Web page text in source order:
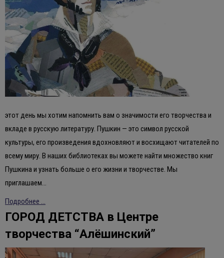
этот день мы хотим напомнить вам о значимости его творчества и
вкладе в русскую литературу. Пушкин — это символ русской
культуры, его произведения вдохновляют и восхищают читателей по
всему миру. В наших библиотеках вы можете найти множество книг
Пушкина и узнать больше о его жизни и творчестве. Мы
приглашаем…
Подробнее ...
ГОРОД ДЕТСТВА в Центре
творчества “Алёшинский”